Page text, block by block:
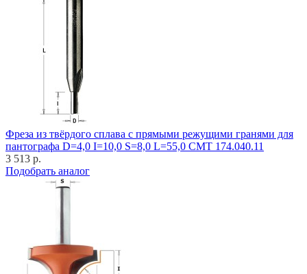
Фреза из твёрдого сплава с прямыми режущими гранями для
пантографа D=4,0 I=10,0 S=8,0 L=55,0 CMT 174.040.11
3 513 р.
Подобрать аналог